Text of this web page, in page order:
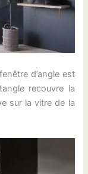
d’angle est
recouvre la
sur la vitre de la